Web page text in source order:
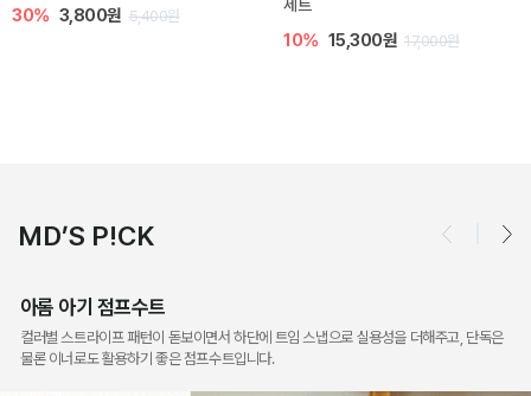
40% 11,200원 18,600원 40%
MD’S P!CK
아롬 아기 점프수트
컬러별 스트라이프 패턴이 돋보이면서 하단에 트임 스냅으로 실용성을 더해주고, 단독은
물론 이너로도 활용하기 좋은 점프수트입니다.